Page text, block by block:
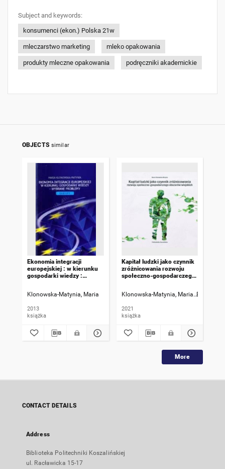
Subject and keywords:
konsumenci (ekon.) Polska 21w
mleczarstwo marketing mleko opakowania
produkty mleczne opakowania podręczniki akademickie
OBJECTS similar
Ekonomia integracji
europejskiej : w kierunku
gospodarki wiedzy :
Klonowska-Matynia, Maria
2013
książka
Kapitał ludzki jako czynnik
zróżnicowania rozwoju
społeczno-gospodarczego
Klonowska-Matynia, Maria Bernat,
2021
książka
More
CONTACT DETAILS
Address
Biblioteka Politechniki Koszalińskiej
ul. Racławicka 15-17